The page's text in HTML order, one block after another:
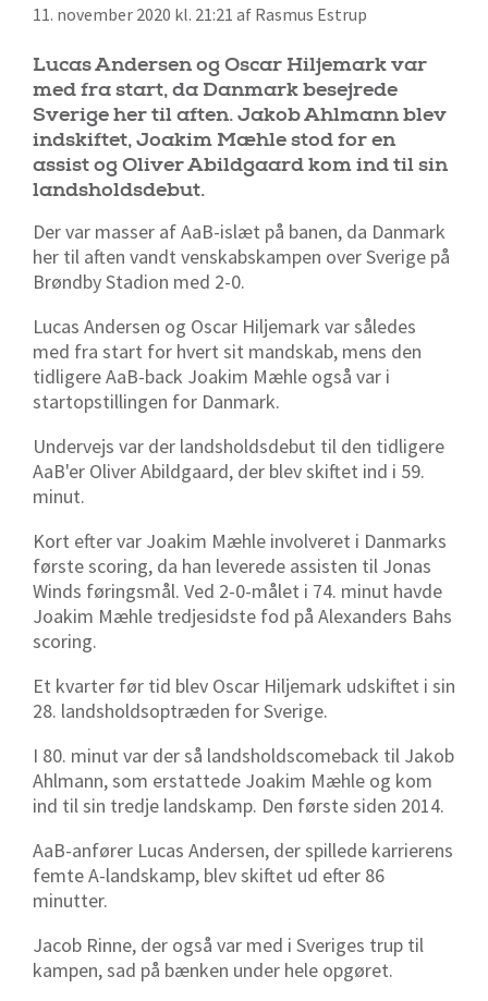
11. november 2020 kl. 21:21 af Rasmus Estrup
Lucas Andersen og Oscar Hiljemark var
med fra start, da Danmark besejrede
Sverige her til aften. Jakob Ahlmann blev
indskiftet, Joakim Mæhle stod for en
assist og Oliver Abildgaard kom ind til sin
landsholdsdebut.
Der var masser af AaB-islæt på banen, da Danmark
her til aften vandt venskabskampen over Sverige på
Brøndby Stadion med 2-0.
Lucas Andersen og Oscar Hiljemark var således
med fra start for hvert sit mandskab, mens den
tidligere AaB-back Joakim Mæhle også var i
startopstillingen for Danmark.
Undervejs var der landsholdsdebut til den tidligere
AaB'er Oliver Abildgaard, der blev skiftet ind i 59.
minut.
Kort efter var Joakim Mæhle involveret i Danmarks
første scoring, da han leverede assisten til Jonas
Winds føringsmål. Ved 2-0-målet i 74. minut havde
Joakim Mæhle tredjesidste fod på Alexanders Bahs
scoring.
Et kvarter før tid blev Oscar Hiljemark udskiftet i sin
28. landsholdsoptræden for Sverige.
I 80. minut var der så landsholdscomeback til Jakob
Ahlmann, som erstattede Joakim Mæhle og kom
ind til sin tredje landskamp. Den første siden 2014.
AaB-anfører Lucas Andersen, der spillede karrierens
femte A-landskamp, blev skiftet ud efter 86
minutter.
Jacob Rinne, der også var med i Sveriges trup til
kampen, sad på bænken under hele opgøret.